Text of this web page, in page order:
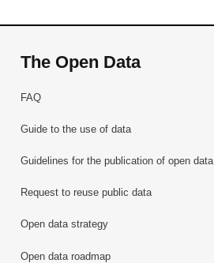
The Open Data
FAQ
Guide to the use of data
Guidelines for the publication of open data
Request to reuse public data
Open data strategy
Open data roadmap